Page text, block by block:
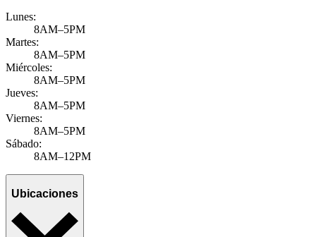
Lunes:
8AM–5PM
Martes:
8AM–5PM
Miércoles:
8AM–5PM
Jueves:
8AM–5PM
Viernes:
8AM–5PM
Sábado:
8AM–12PM
Ubicaciones